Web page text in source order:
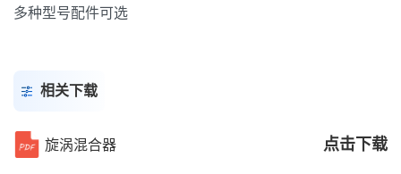
多种型号配件可选
相关下载
旋涡混合器 点击下载